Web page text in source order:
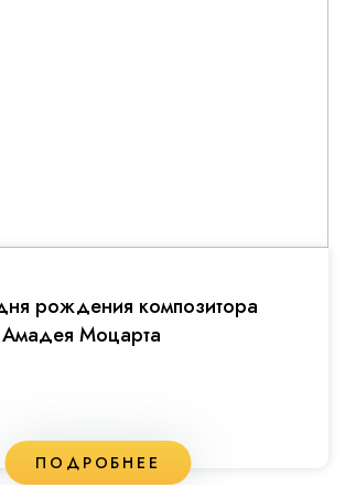
рождения композитора
Амадея Моцарта
ПОДРОБНЕЕ